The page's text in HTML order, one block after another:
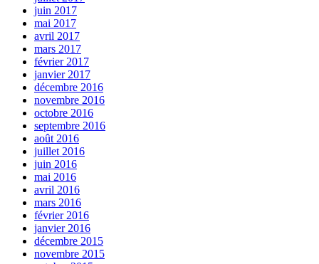
juin 2017
mai 2017
avril 2017
mars 2017
février 2017
janvier 2017
décembre 2016
novembre 2016
octobre 2016
septembre 2016
août 2016
juillet 2016
juin 2016
mai 2016
avril 2016
mars 2016
février 2016
janvier 2016
décembre 2015
novembre 2015